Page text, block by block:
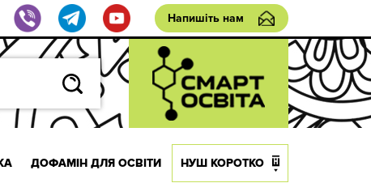
Напишіть нам
ДОФАМІН ДЛЯ ОСВІТИ НУШ КОРОТКО